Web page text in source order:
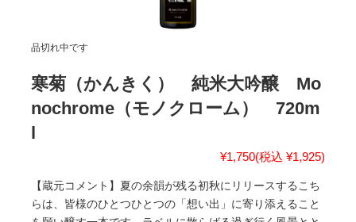
品切れ中です
寒菊（かんきく） 純米大吟醸 Mo
nochrome（モノクローム） 720m
l
¥1,750(税込 ¥1,925)
【蔵元コメント】夏の余韻が残る初秋にリリースするこち
らは、皆様のひとつひとつの「想い出」に寄り添えること